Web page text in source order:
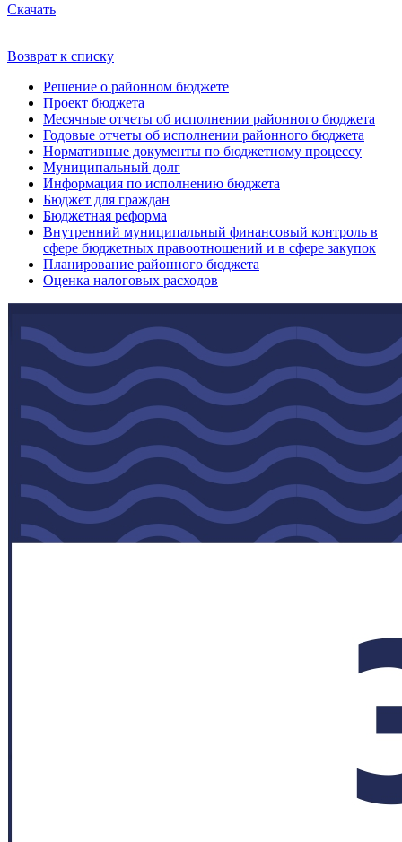
Скачать
Возврат к списку
Решение о районном бюджете
Проект бюджета
Месячные отчеты об исполнении районного бюджета
Годовые отчеты об исполнении районного бюджета
Нормативные документы по бюджетному процессу
Муниципальный долг
Информация по исполнению бюджета
Бюджет для граждан
Бюджетная реформа
Внутренний муниципальный финансовый контроль в
сфере бюджетных правоотношений и в сфере закупок
Планирование районного бюджета
Оценка налоговых расходов